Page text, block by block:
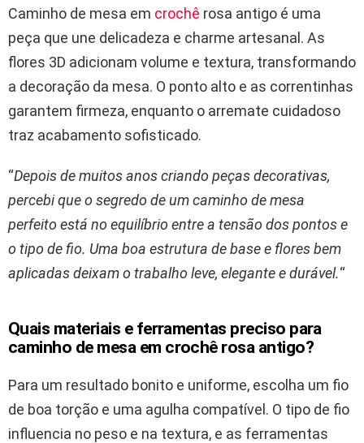
Caminho de mesa em crochê rosa antigo é uma
peça que une delicadeza e charme artesanal. As
flores 3D adicionam volume e textura, transformando
a decoração da mesa. O ponto alto e as correntinhas
garantem firmeza, enquanto o arremate cuidadoso
traz acabamento sofisticado.
“Depois de muitos anos criando peças decorativas,
percebi que o segredo de um caminho de mesa
perfeito está no equilíbrio entre a tensão dos pontos e
o tipo de fio. Uma boa estrutura de base e flores bem
aplicadas deixam o trabalho leve, elegante e durável.“
Quais materiais e ferramentas preciso para
caminho de mesa em crochê rosa antigo?
Para um resultado bonito e uniforme, escolha um fio
de boa torção e uma agulha compatível. O tipo de fio
influencia no peso e na textura, e as ferramentas